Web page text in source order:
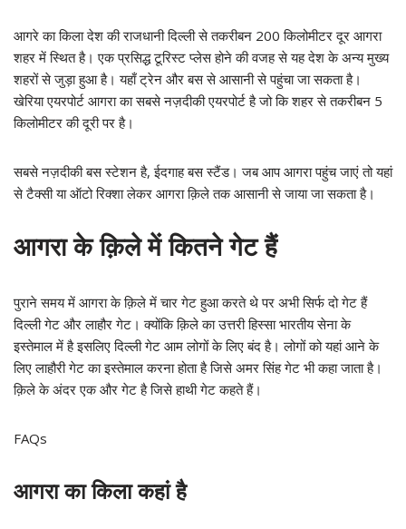
आगरे का किला देश की राजधानी दिल्ली से तकरीबन 200 किलोमीटर दूर आगरा
शहर में स्थित है। एक प्रसिद्ध टूरिस्ट प्लेस होने की वजह से यह देश के अन्य मुख्य
शहरों से जुड़ा हुआ है। यहाँ ट्रेन और बस से आसानी से पहुंचा जा सकता है।
खेरिया एयरपोर्ट आगरा का सबसे नज़दीकी एयरपोर्ट है जो कि शहर से तकरीबन 5
किलोमीटर की दूरी पर है।
सबसे नज़दीकी बस स्टेशन है, ईदगाह बस स्टैंड। जब आप आगरा पहुंच जाएं तो यहां
से टैक्सी या ऑटो रिक्शा लेकर आगरा क़िले तक आसानी से जाया जा सकता है।
आगरा के क़िले में कितने गेट हैं
पुराने समय में आगरा के क़िले में चार गेट हुआ करते थे पर अभी सिर्फ दो गेट हैं
दिल्ली गेट और लाहौर गेट। क्योंकि क़िले का उत्तरी हिस्सा भारतीय सेना के
इस्तेमाल में है इसलिए दिल्ली गेट आम लोगों के लिए बंद है। लोगों को यहां आने के
लिए लाहौरी गेट का इस्तेमाल करना होता है जिसे अमर सिंह गेट भी कहा जाता है।
क़िले के अंदर एक और गेट है जिसे हाथी गेट कहते हैं।
FAQs
आगरा का किला कहां है